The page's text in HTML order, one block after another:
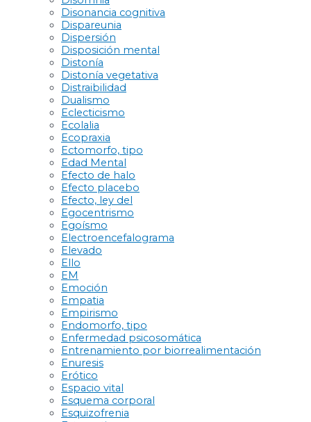
Disonancia cognitiva
Dispareunia
Dispersión
Disposición mental
Distonía
Distonía vegetativa
Distraibilidad
Dualismo
Eclecticismo
Ecolalia
Ecopraxia
Ectomorfo, tipo
Edad Mental
Efecto de halo
Efecto placebo
Efecto, ley del
Egocentrismo
Egoísmo
Electroencefalograma
Elevado
Ello
EM
Emoción
Empatia
Empirismo
Endomorfo, tipo
Enfermedad psicosomática
Entrenamiento por biorrealimentación
Enuresis
Erótico
Espacio vital
Esquema corporal
Esquizofrenia